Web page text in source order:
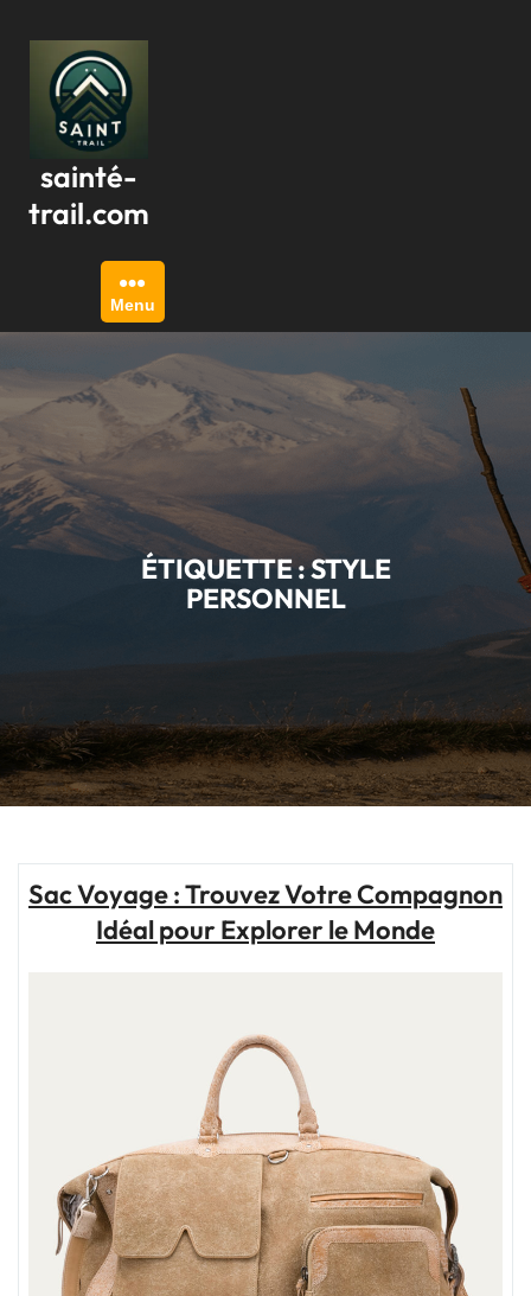
contenu
sainté-
trail.com
Menu
ÉTIQUETTE :STYLE
PERSONNEL
Sac Voyage : Trouvez Votre Compagnon
Idéal pour Explorer le Monde